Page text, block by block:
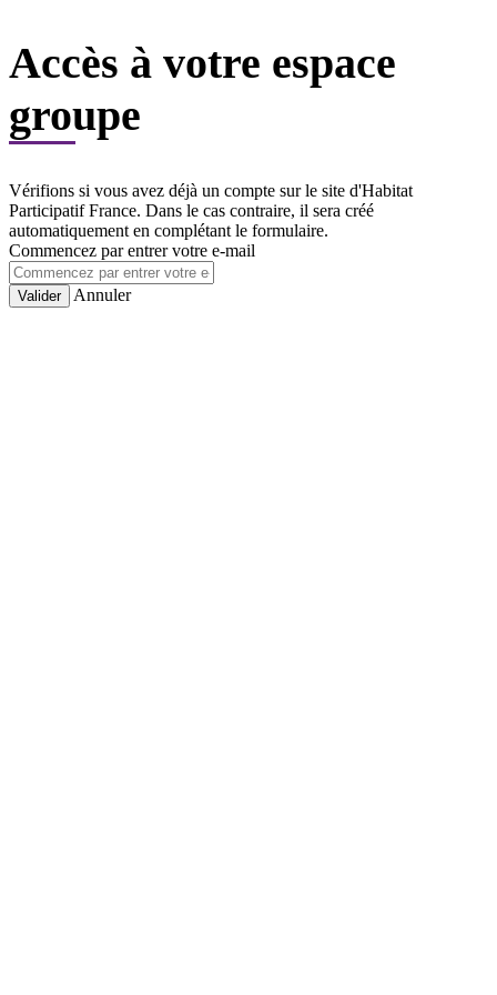
Accès à votre espace
groupe
Vérifions si vous avez déjà un compte sur le site d'Habitat
Participatif France. Dans le cas contraire, il sera créé
automatiquement en complétant le formulaire.
Commencez par entrer votre e-mail
Valider Annuler